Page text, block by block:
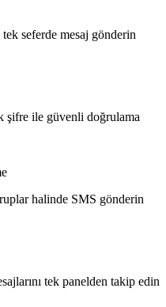
seferde mesaj gönderin
şifre ile güvenli doğrulama
halinde SMS gönderin
tek panelden takip edin